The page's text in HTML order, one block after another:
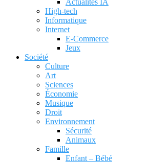
Actualités IA
High-tech
Informatique
Internet
E-Commerce
Jeux
Société
Culture
Art
Sciences
Économie
Musique
Droit
Environnement
Sécurité
Animaux
Famille
Enfant – Bébé